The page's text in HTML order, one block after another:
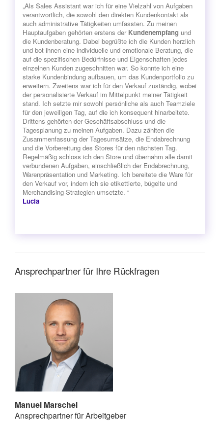
„Als Sales Assistant war ich für eine Vielzahl von Aufgaben
verantwortlich, die sowohl den direkten Kundenkontakt als
auch administrative Tätigkeiten umfassten. Zu meinen
Hauptaufgaben gehörten erstens der Kundenempfang und
die Kundenberatung. Dabei begrüßte ich die Kunden herzlich
und bot ihnen eine individuelle und emotionale Beratung, die
auf die spezifischen Bedürfnisse und Eigenschaften jedes
einzelnen Kunden zugeschnitten war. So konnte ich eine
starke Kundenbindung aufbauen, um das Kundenportfolio zu
erweitern. Zweitens war ich für den Verkauf zuständig, wobei
der personalisierte Verkauf im Mittelpunkt meiner Tätigkeit
stand. Ich setzte mir sowohl persönliche als auch Teamziele
für den jeweiligen Tag, auf die ich konsequent hinarbeitete.
Drittens gehörten der Geschäftsabschluss und die
Tagesplanung zu meinen Aufgaben. Dazu zählten die
Zusammenfassung der Tagesumsätze, die Endabrechnung
und die Vorbereitung des Stores für den nächsten Tag.
Regelmäßig schloss ich den Store und übernahm alle damit
verbundenen Aufgaben, einschließlich der Endabrechnung,
Warenpräsentation und Marketing. Ich bereitete die Ware für
den Verkauf vor, indem ich sie etikettierte, bügelte und
Merchandising-Strategien umsetzte. “
Lucia
Ansprechpartner für Ihre Rückfragen
Manuel Marschel
Ansprechpartner für Arbeitgeber